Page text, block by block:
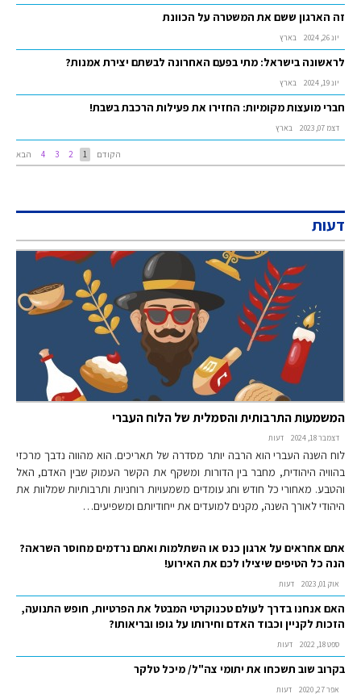
זה הארגון ששם את המשטרה על הכוונת
יונ 26, 2024 בארץ
לראשונה בישראל: מתי בפעם האחרונה לבשתם יצירת אמנות?
יונ 19, 2024 בארץ
חברי מועצות מקומיות: החזירו את פעילות הרכבת בשבת!
דצמ 07, 2023 בארץ
הקודם 1
2
3
4 הבא
דעות
המשמעות התרבותית והסמלית של הלוח העברי
דצמבר 18, 2024 דעות
לוח השנה העברי הוא הרבה יותר מסדרה של תאריכים. הוא מהווה נדבך מרכזי
בהוויה היהודית, מחבר בין הדורות ומשקף את הקשר העמוק שבין האדם, האל
והטבע. מאחורי כל חודש וחג עומדים משמעויות רוחניות ותרבותיות שמלוות את
היהודי לאורך השנה, מקנים למועדים את ייחודיותם ומשפיעים…
אתם אחראים על ארגון כנס או השתלמות ואתם נרדמים מחוסר השראה?
הנה כל הטיפים שיצילו לכם את האירוע!
אוק 01, 2023 דעות
האם אנחנו בדרך לעולם טכנוקרטי המבטל את הפרטיות, חופש התנועה,
הזכות לקניין וכבוד האדם וחירותו על גופו ובריאותו?
ספט 18, 2022 דעות
בקרוב שוב תשכחו את יתומי צה"ל/ מיכל טלקר
אפר 27, 2020 דעות